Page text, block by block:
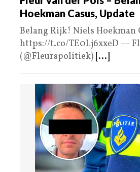
Hoekman Casus, Update
Belang Rijk! Niels Hoekman
https://t.co/TE0Lj6xxeD —
(@Fleurspolitiek) [...]